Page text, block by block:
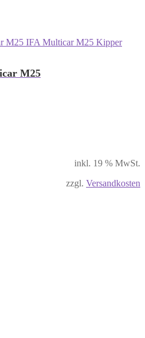
M25
inkl. 19 % MwSt.
zzgl. Versandkosten